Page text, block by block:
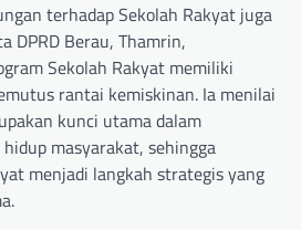
terhadap Sekolah Rakyat juga
DPRD Berau, Thamrin,
Sekolah Rakyat memiliki
rantai kemiskinan. Ia menilai
kunci utama dalam
masyarakat, sehingga
menjadi langkah strategis yang